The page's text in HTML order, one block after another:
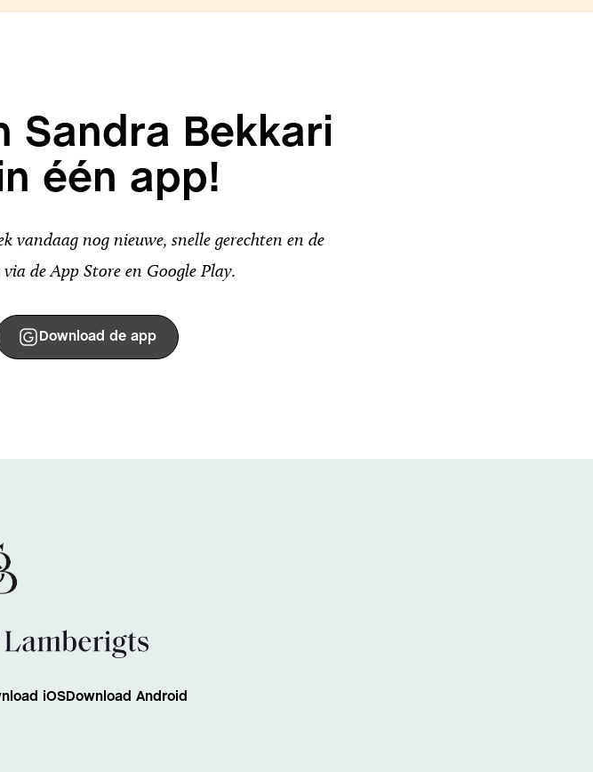
Sandra Bekkari
één app!
nog nieuwe, snelle gerechten en de
de App Store en Google Play.
Download de app
iOSDownload Android